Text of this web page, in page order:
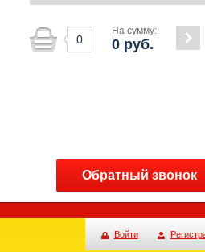
0
На сумму:
0 руб.
Обратный звонок
Войти